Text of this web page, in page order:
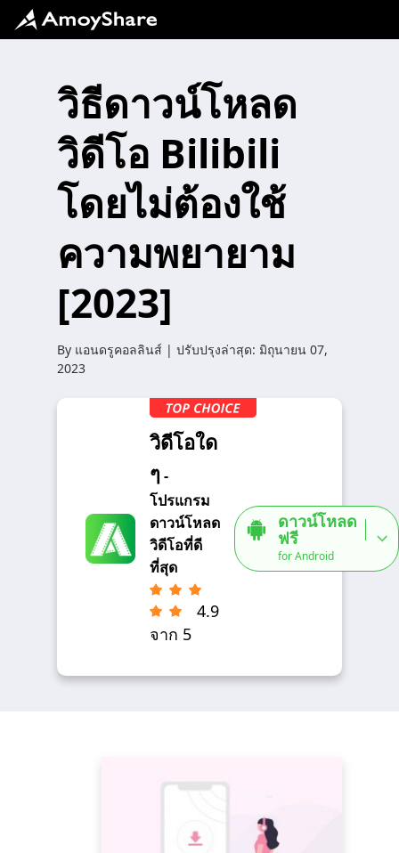
วิธีดาวน์โหลด
วิดีโอ Bilibili
โดยไม่ต้องใช้
ความพยายาม
[2023]
By แอนดรูคอลลินส์ | ปรับปรุงล่าสุด: มิถุนายน 07,
2023
วิดีโอใด
ๆ -
โปรแกรม
ดาวน์โหลด
วิดีโอที่ดี
ที่สุด
4.9
จาก 5
ดาวน์โหลด
ฟรี
for Android